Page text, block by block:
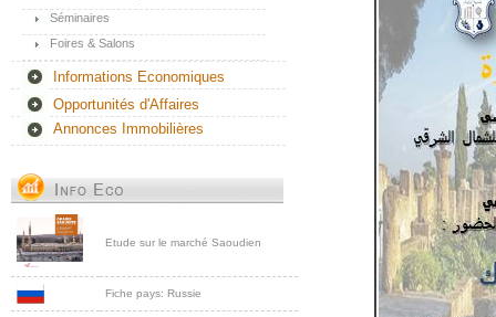
Séminaires
Foires & Salons
Informations Economiques
Opportunités d'Affaires
Annonces Immobilières
Etude sur le marché Saoudien
Fiche pays: Russie